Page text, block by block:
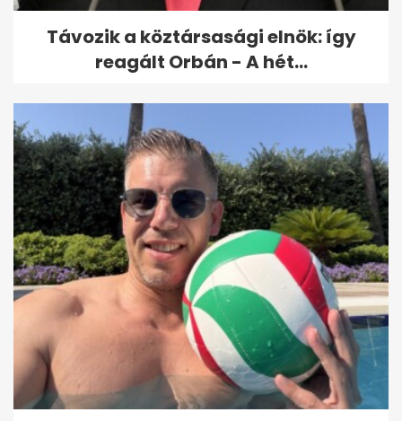
Távozik a köztársasági elnök: így
reagált Orbán - A hét...